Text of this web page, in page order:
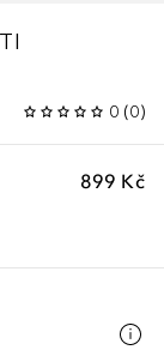
0 (0)
899 Kč